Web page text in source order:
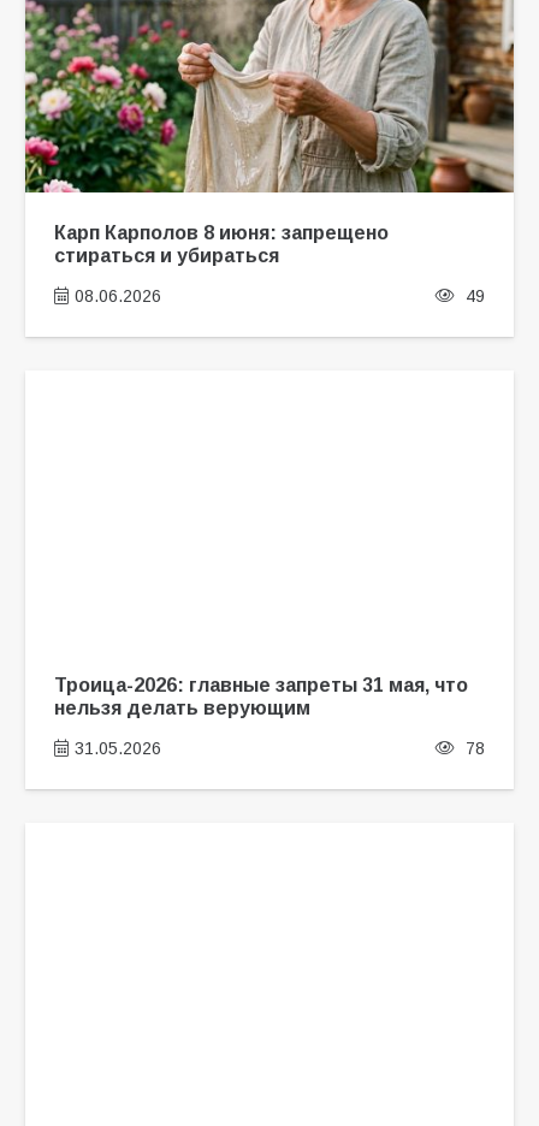
Карп Карполов 8 июня: запрещено
стираться и убираться
08.06.2026 49
Троица-2026: главные запреты 31 мая, что
нельзя делать верующим
31.05.2026 78